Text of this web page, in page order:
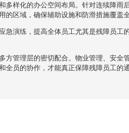
样化的办公空间布局。针对连续降雨
区域，确保辅助设施和防滑措施覆盖全
演练，提高全体员工尤其是残障员
管理层的密切配合。物业管理、安
员的协作，才能真正保障残障员工的